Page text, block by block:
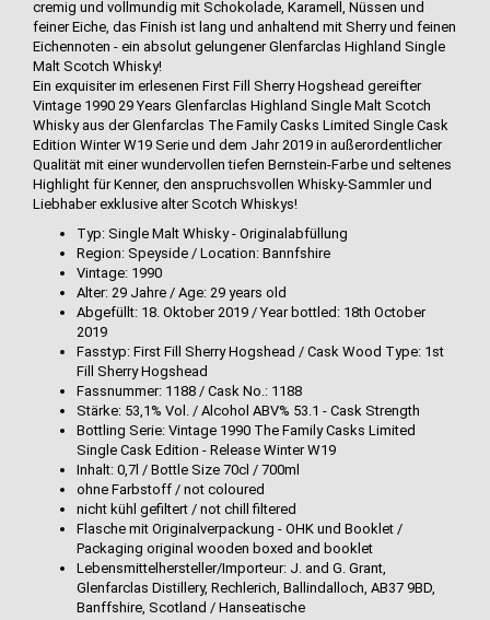
cremig und vollmundig mit Schokolade, Karamell, Nüssen und
feiner Eiche, das Finish ist lang und anhaltend mit Sherry und feinen
Eichennoten - ein absolut gelungener Glenfarclas Highland Single
Malt Scotch Whisky!
Ein exquisiter im erlesenen First Fill Sherry Hogshead gereifter
Vintage 1990 29 Years Glenfarclas Highland Single Malt Scotch
Whisky aus der Glenfarclas The Family Casks Limited Single Cask
Edition Winter W19 Serie und dem Jahr 2019 in außerordentlicher
Qualität mit einer wundervollen tiefen Bernstein-Farbe und seltenes
Highlight für Kenner, den anspruchsvollen Whisky-Sammler und
Liebhaber exklusive alter Scotch Whiskys!
Typ: Single Malt Whisky - Originalabfüllung
Region: Speyside / Location: Bannfshire
Vintage: 1990
Alter: 29 Jahre / Age: 29 years old
Abgefüllt: 18. Oktober 2019 / Year bottled: 18th October
2019
Fasstyp: First Fill Sherry Hogshead / Cask Wood Type: 1st
Fill Sherry Hogshead
Fassnummer: 1188 / Cask No.: 1188
Stärke: 53,1% Vol. / Alcohol ABV% 53.1 - Cask Strength
Bottling Serie: Vintage 1990 The Family Casks Limited
Single Cask Edition - Release Winter W19
Inhalt: 0,7l / Bottle Size 70cl / 700ml
ohne Farbstoff / not coloured
nicht kühl gefiltert / not chill filtered
Flasche mit Originalverpackung - OHK und Booklet /
Packaging original wooden boxed and booklet
Lebensmittelhersteller/Importeur: J. and G. Grant,
Glenfarclas Distillery, Rechlerich, Ballindalloch, AB37 9BD,
Banffshire, Scotland / Hanseatische